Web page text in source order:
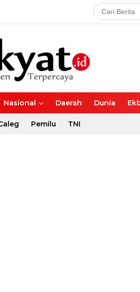
Nasional Daerah Dunia
Pemilu TNI